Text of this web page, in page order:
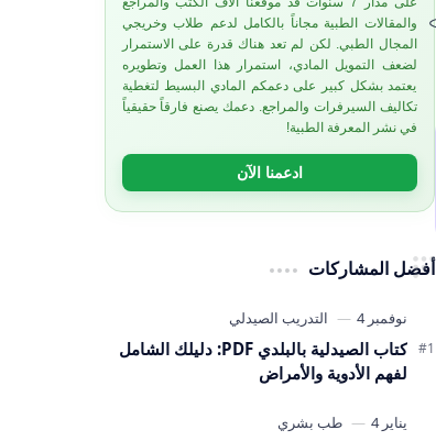
والمقالات الطبية مجاناً بالكامل لدعم طلاب وخريجي
المجال الطبي. لكن لم تعد هناك قدرة على الاستمرار
لضعف التمويل المادي، استمرار هذا العمل وتطويره
يعتمد بشكل كبير على دعمكم المادي البسيط لتغطية
تكاليف السيرفرات والمراجع. دعمك يصنع فارقاً حقيقياً
في نشر المعرفة الطبية!
ادعمنا الآن
أفضل المشاركات
كتاب الصيدلية بالبلدي PDF: دليلك الشامل
لفهم الأدوية والأمراض